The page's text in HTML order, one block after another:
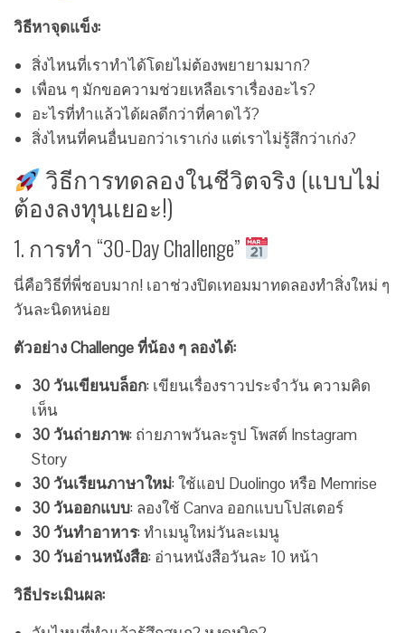
วิธีหาจุดแข็ง:
สิ่งไหนที่เราทำได้โดยไม่ต้องพยายามมาก?
เพื่อน ๆ มักขอความช่วยเหลือเราเรื่องอะไร?
อะไรที่ทำแล้วได้ผลดีกว่าที่คาดไว้?
สิ่งไหนที่คนอื่นบอกว่าเราเก่ง แต่เราไม่รู้สึกว่าเก่ง?
วิธีการทดลองในชีวิตจริง (แบบไม่
ต้องลงทุนเยอะ!)
1. การทำ “30-Day Challenge”
นี่คือวิธีที่พี่ชอบมาก! เอาช่วงปิดเทอมมาทดลองทำสิ่งใหม่ ๆ
วันละนิดหน่อย
ตัวอย่าง Challenge ที่น้อง ๆ ลองได้:
30 วันเขียนบล็อก: เขียนเรื่องราวประจำวัน ความคิด
เห็น
30 วันถ่ายภาพ: ถ่ายภาพวันละรูป โพสต์ Instagram
Story
30 วันเรียนภาษาใหม่: ใช้แอป Duolingo หรือ Memrise
30 วันออกแบบ: ลองใช้ Canva ออกแบบโปสเตอร์
30 วันทำอาหาร: ทำเมนูใหม่วันละเมนู
30 วันอ่านหนังสือ: อ่านหนังสือวันละ 10 หน้า
วิธีประเมินผล: